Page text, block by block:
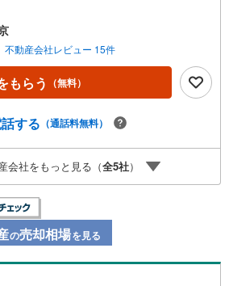
トがもらえる「Yahoo！ 不動産 物件ご成約
の対象になります。「資料をもらう」「見
ボタンからお問い合わせください。※必ずY
IDでログインしてください。※PayPayボー
金と譲渡はできません。ご案内・詳細な資
気軽にどうぞ♪お電話でのお問い合わせも
不動産会社レビュー 15件
もらう （無料）
する （通話料無料）
会社をもっと見る（全5社）
の売却相場を見る